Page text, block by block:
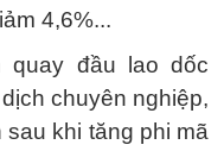
4,6%...
quay đầu lao dốc
chuyên nghiệp,
khi tăng phi mã